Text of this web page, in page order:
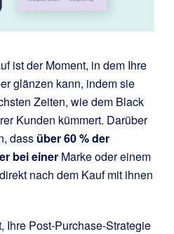
ist der Moment, in dem Ihre
glänzen kann, indem sie
Zeiten, wie dem Black
Kunden kümmert. Darüber
dass über 60 % der
bei einer Marke oder einem
nach dem Kauf mit ihnen
Ihre Post-Purchase-Strategie